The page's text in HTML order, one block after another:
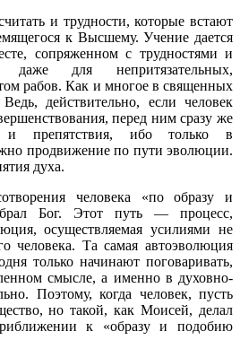
и трудности, которые встают
к Высшему. Учение дается
сопряженном с трудностями и
даже для непритязательных,
рабов. Как и многое в священных
действительно, если человек
перед ним сразу же
и препятствия, ибо только в
продвижение по пути эволюции.
духа.
человека «по образу и
Бог. Этот путь — процесс,
осуществляемая усилиями не
человека. Та самая автоэволюция
только начинают поговаривать,
смысле, а именно в духовно-
Поэтому, когда человек, пусть
но такой, как Моисей, делал
к «образу и подобию